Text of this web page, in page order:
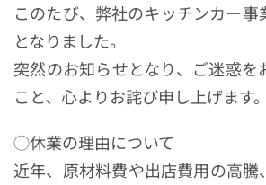
このたび、弊社のキッチンカー事
となりました。
突然のお知らせとなり、ご迷惑を
こと、心よりお詫び申し上げます。
◯休業の理由について
近年、原材料費や出店費用の高騰